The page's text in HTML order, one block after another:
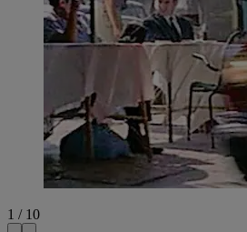
1 / 10